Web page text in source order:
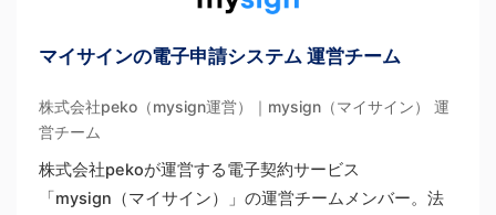
マイサインの電子申請システム 運営チーム
株式会社peko（mysign運営）｜mysign（マイサイン） 運
営チーム
株式会社pekoが運営する電子契約サービス
「mysign（マイサイン）」の運営チームメンバー。法